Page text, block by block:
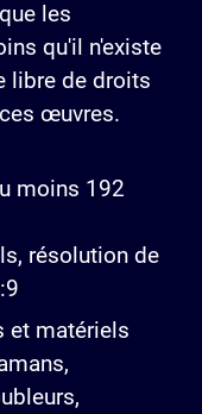
les
qu'il n'existe
libre de droits
œuvres.
moins 192
résolution de
et matériels